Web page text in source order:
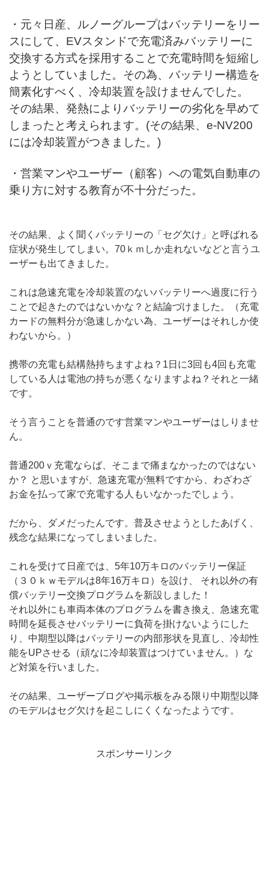
・元々日産、ルノーグループはバッテリーをリー
スにして、EVスタンドで充電済みバッテリーに
交換する方式を採用することで充電時間を短縮し
ようとしていました。その為、バッテリー構造を
簡素化すべく、冷却装置を設けませんでした。
その結果、発熱によりバッテリーの劣化を早めて
しまったと考えられます。(その結果、e-NV200
には冷却装置がつきました。)
・営業マンやユーザー（顧客）への電気自動車の
乗り方に対する教育が不十分だった。
その結果、よく聞くバッテリーの「セグ欠け」と呼ばれる
症状が発生してしまい。70ｋｍしか走れないなどと言うユ
ーザーも出てきました。
これは急速充電を冷却装置のないバッテリーへ過度に行う
ことで起きたのではないかな？と結論づけました。（充電
カードの無料分が急速しかない為、ユーザーはそれしか使
わないから。）
携帯の充電も結構熱持ちますよね？1日に3回も4回も充電
している人は電池の持ちが悪くなりますよね？それと一緒
です。
そう言うことを普通のです営業マンやユーザーはしりませ
ん。
普通200ｖ充電ならば、そこまで痛まなかったのではない
か？ と思いますが、急速充電が無料ですから、わざわざ
お金を払って家で充電する人もいなかったでしょう。
だから、ダメだったんです。普及させようとしたあげく、
残念な結果になってしまいました。
これを受けて日産では、5年10万キロのバッテリー保証
（３０ｋｗモデルは8年16万キロ）を設け、 それ以外の有
償バッテリー交換プログラムを新設しました！
それ以外にも車両本体のプログラムを書き換え、急速充電
時間を延長させバッテリーに負荷を掛けないようにした
り、中期型以降はバッテリーの内部形状を見直し、冷却性
能をUPさせる（頑なに冷却装置はつけていません。）な
ど対策を行いました。
その結果、ユーザーブログや掲示板をみる限り中期型以降
のモデルはセグ欠けを起こしにくくなったようです。
スポンサーリンク